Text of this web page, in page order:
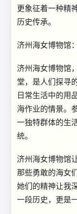
更象征着一种精
历史传承。
济州海女博物馆
济州海女博物馆
堂，是人们探寻
日常生活中的用
海作业的情景。
一独特群体的生
统。
济州海女博物馆
那些勇敢的海女
她们的精神让我
一段历史，更是